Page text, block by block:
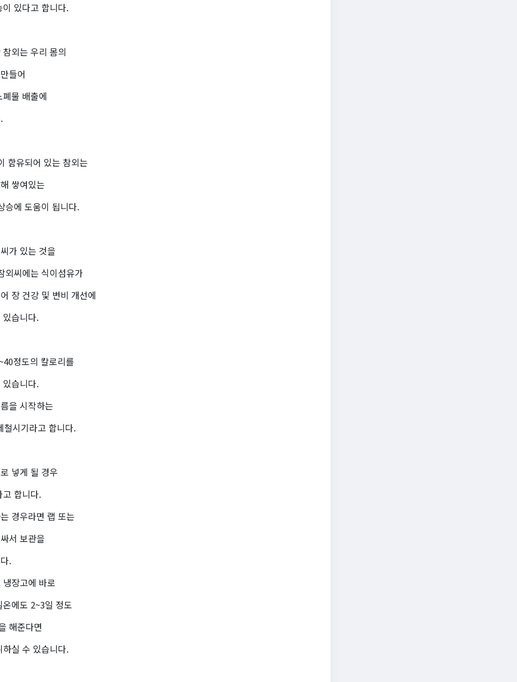
있다고 합니다.
외는 우리 몸의
들어
물 배출에
함유되어 있는 참외는
쌓여있는
승에 도움이 됩니다.
가 있는 것을
외씨에는 식이섬유가
장 건강 및 변비 개선에
습니다.
정도의 칼로리를
습니다.
을 시작하는
철시기라고 합니다.
넣게 될 경우
합니다.
경우라면 랩 또는
서 보관을
.
장고에 바로
에도 2~3일 정도
해준다면
실 수 있습니다.